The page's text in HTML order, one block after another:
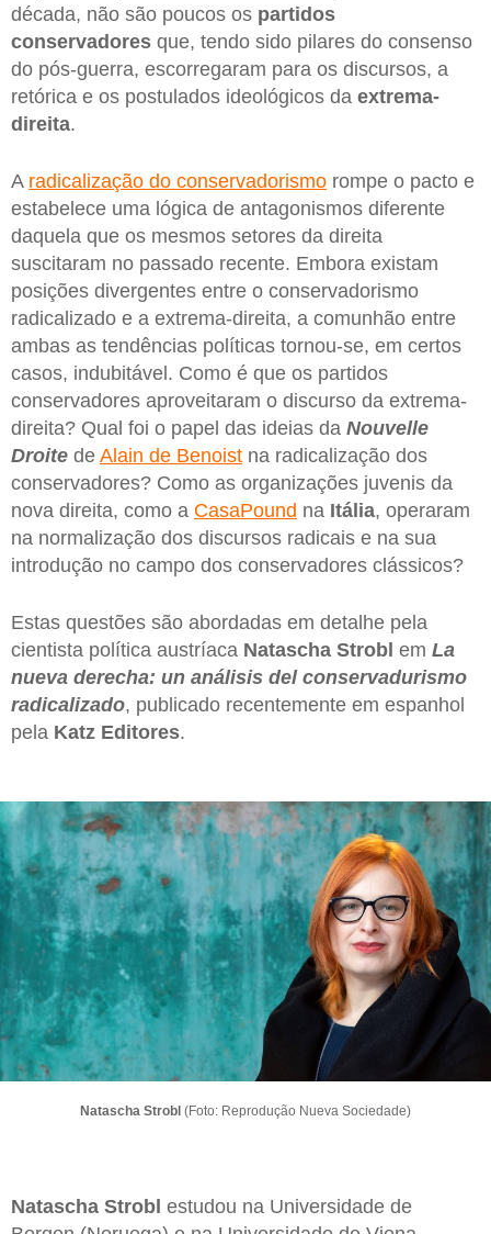
década, não são poucos os partidos
conservadores que, tendo sido pilares do consenso
do pós-guerra, escorregaram para os discursos, a
retórica e os postulados ideológicos da extrema-
direita.
A radicalização do conservadorismo rompe o pacto e
estabelece uma lógica de antagonismos diferente
daquela que os mesmos setores da direita
suscitaram no passado recente. Embora existam
posições divergentes entre o conservadorismo
radicalizado e a extrema-direita, a comunhão entre
ambas as tendências políticas tornou-se, em certos
casos, indubitável. Como é que os partidos
conservadores aproveitaram o discurso da extrema-
direita? Qual foi o papel das ideias da Nouvelle
Droite de Alain de Benoist na radicalização dos
conservadores? Como as organizações juvenis da
nova direita, como a CasaPound na Itália, operaram
na normalização dos discursos radicais e na sua
introdução no campo dos conservadores clássicos?
Estas questões são abordadas em detalhe pela
cientista política austríaca Natascha Strobl em La
nueva derecha: un análisis del conservadurismo
radicalizado, publicado recentemente em espanhol
pela Katz Editores.
Natascha Strobl (Foto: Reprodução Nueva Sociedade)
Natascha Strobl estudou na Universidade de